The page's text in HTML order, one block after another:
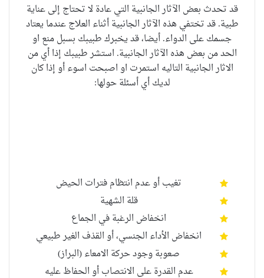
قد تحدث بعض الآثار الجانبية التي عادة لا تحتاج إلى عناية
طبية. قد تختفي هذه الآثار الجانبية أثناء العلاج عندما يعتاد
جسمك على الدواء. أيضا، قد يخبرك طبيبك بسبل منع او
الحد من بعض هذه الآثار الجانبية. استشر طبيبك إذا أي من
الاثار الجانبية التاليه استمرت او اصبحت اسوء أو إذا كان
لديك أي أسئلة حولها:
تغيب أو عدم انتظام فترات الحيض
قلة الشهية
انخفاض الرغبة في الجماع
انخفاض الأداء الجنسي، أوالقذف الغير طبيعي
صعوبةوجود حركة الامعاء(البراز)
عدم القدرة على الانتصاب أو الحفاظ عليه